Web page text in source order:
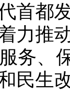
首都
力推
务、
民生